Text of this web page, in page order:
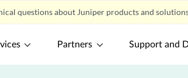
questions about Juniper products and
Partners Support and